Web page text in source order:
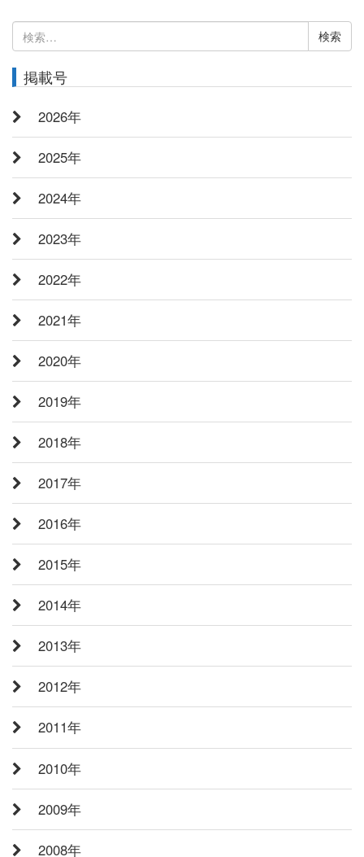
検
索:
掲載号
2026年
2025年
2024年
2023年
2022年
2021年
2020年
2019年
2018年
2017年
2016年
2015年
2014年
2013年
2012年
2011年
2010年
2009年
2008年